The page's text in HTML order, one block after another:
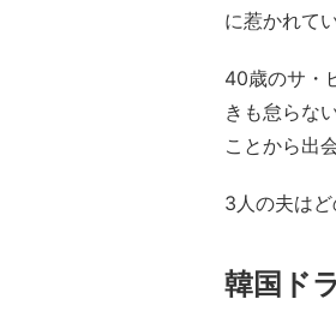
に惹かれて
40歳のサ・
きも怠らな
ことから出
3人の夫は
韓国ド